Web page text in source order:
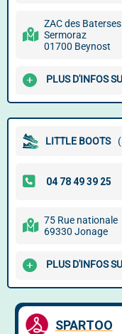
ZAC des
Sermoraz
01700 Beynost
PLUS D'INFOS
LITTLE BOOTS
75 Rue nationale
69330 Jonage
PLUS D'INFOS